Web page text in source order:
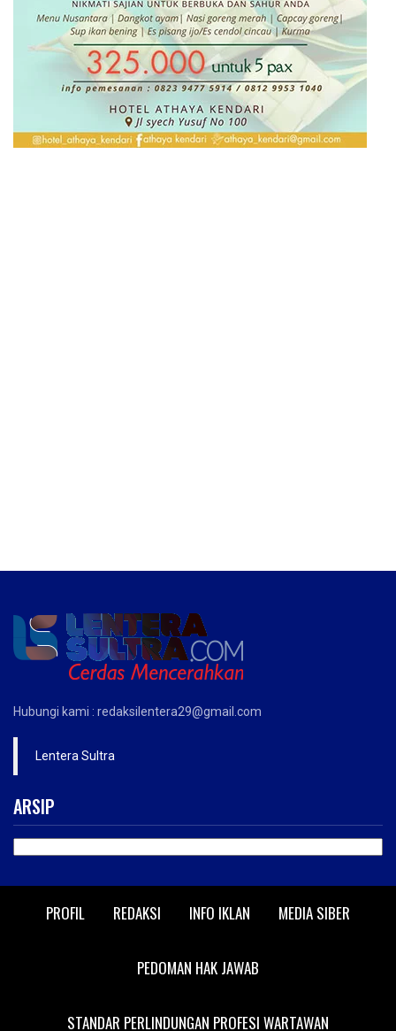
Hubungi kami : redaksilentera29@gmail.com
Lentera Sultra
ARSIP
PROFIL REDAKSI INFO IKLAN MEDIA SIBER
PEDOMAN HAK JAWAB
STANDAR PERLINDUNGAN PROFESI WARTAWAN